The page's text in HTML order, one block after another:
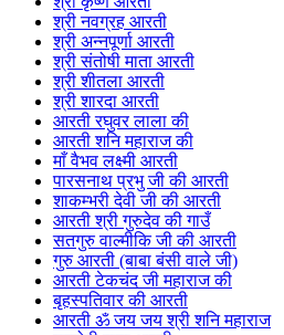
श्री नवग्रह आरती
श्री अन्नपूर्णा आरती
श्री संतोषी माता आरती
श्री शीतला आरती
श्री शारदा आरती
आरती रघुवर लाला की
आरती शनि महाराज की
माँ वैभव लक्ष्मी आरती
पारसनाथ प्रभु जी की आरती
शाकम्भरी देवी जी की आरती
आरती श्री गुरुदेव की गाउँ
सतगुरु वाल्मीकि जी की आरती
गुरु आरती (बाबा बंसी वाले जी)
आरती टेकचंद जी महाराज की
बृहस्पतिवार की आरती
आरती ॐ जय जय श्री शनि महाराज